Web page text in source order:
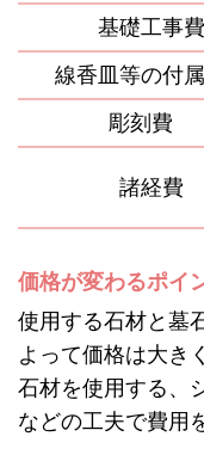
基礎工事費
線香皿等の付
彫刻費
諸経費
価格が変わるポイ
使用する石材と墓
よって価格は大き
石材を使用する、
などの工夫で費用